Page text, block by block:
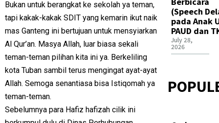
Bukan untuk berangkat ke sekolah ya teman,
tapi kakak-kakak SDIT yang kemarin ikut naik
mas Ganteng ini bertujuan untuk mensyiarkan
Al Qur’an. Masya Allah, luar biasa sekali
teman-teman pilihan kita ini ya. Berkeliling
kota Tuban sambil terus mengingat ayat-ayat
Allah. Semoga senantiasa bisa Istiqomah ya
teman-teman.
Sebelumnya para Hafiz hafizah cilik ini
(Speech
pada Anak
PAUD dan
July 28,
2026